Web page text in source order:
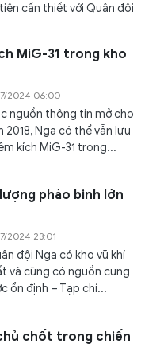
cần thiết với Quân đội
MiG-31 trong kho
2024 06:00
nguồn thông tin mở cho
2018, Nga có thể vẫn lưu
kích MiG-31 trong...
pháo binh lớn
2024 23:01
đội Nga có kho vũ khí
và cũng có nguồn cung
ổn định – Tạp chí...
chốt trong chiến